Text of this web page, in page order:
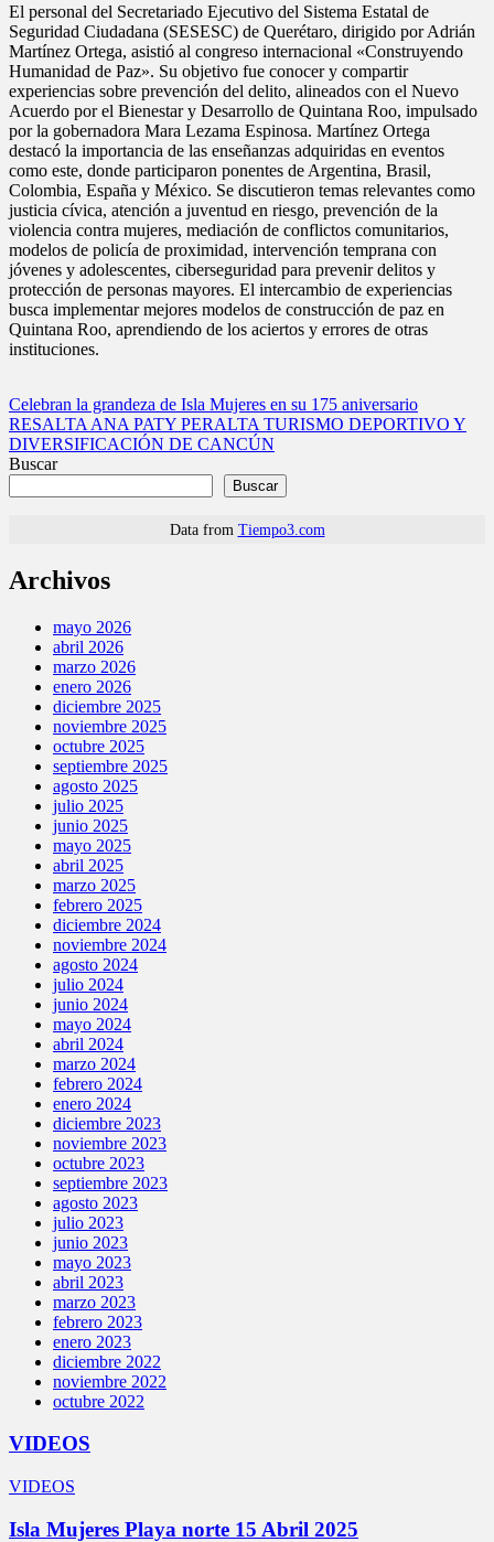
El personal del Secretariado Ejecutivo del Sistema Estatal de
Seguridad Ciudadana (SESESC) de Querétaro, dirigido por Adrián
Martínez Ortega, asistió al congreso internacional «Construyendo
Humanidad de Paz». Su objetivo fue conocer y compartir
experiencias sobre prevención del delito, alineados con el Nuevo
Acuerdo por el Bienestar y Desarrollo de Quintana Roo, impulsado
por la gobernadora Mara Lezama Espinosa. Martínez Ortega
destacó la importancia de las enseñanzas adquiridas en eventos
como este, donde participaron ponentes de Argentina, Brasil,
Colombia, España y México. Se discutieron temas relevantes como
justicia cívica, atención a juventud en riesgo, prevención de la
violencia contra mujeres, mediación de conflictos comunitarios,
modelos de policía de proximidad, intervención temprana con
jóvenes y adolescentes, ciberseguridad para prevenir delitos y
protección de personas mayores. El intercambio de experiencias
busca implementar mejores modelos de construcción de paz en
Quintana Roo, aprendiendo de los aciertos y errores de otras
instituciones.
Navegación
de
entradas
Celebran la grandeza de Isla Mujeres en su 175 aniversario
RESALTA ANA PATY PERALTA TURISMO DEPORTIVO Y
DIVERSIFICACIÓN DE CANCÚN
Buscar
Buscar
Data from Tiempo3.com
Archivos
mayo 2026
abril 2026
marzo 2026
enero 2026
diciembre 2025
noviembre 2025
octubre 2025
septiembre 2025
agosto 2025
julio 2025
junio 2025
mayo 2025
abril 2025
marzo 2025
febrero 2025
diciembre 2024
noviembre 2024
agosto 2024
julio 2024
junio 2024
mayo 2024
abril 2024
marzo 2024
febrero 2024
enero 2024
diciembre 2023
noviembre 2023
octubre 2023
septiembre 2023
agosto 2023
julio 2023
junio 2023
mayo 2023
abril 2023
marzo 2023
febrero 2023
enero 2023
diciembre 2022
noviembre 2022
octubre 2022
VIDEOS
VIDEOS
Isla Mujeres Playa norte 15 Abril 2025